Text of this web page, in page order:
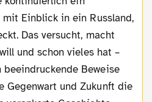
Einblick in ein Russland,
Das versucht, macht
und schon vieles hat –
Beweise
Gegenwart und Zukunft die